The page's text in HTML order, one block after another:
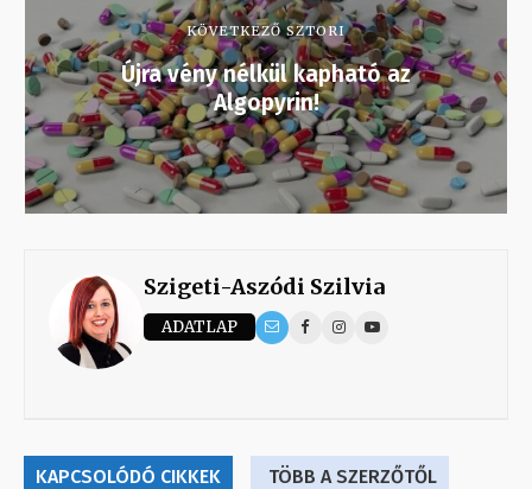
KÖVETKEZŐ SZTORI
Újra vény nélkül kapható az
Algopyrin!
Szigeti-Aszódi Szilvia
ADATLAP
KAPCSOLÓDÓ CIKKEK TÖBB A SZERZŐTŐL